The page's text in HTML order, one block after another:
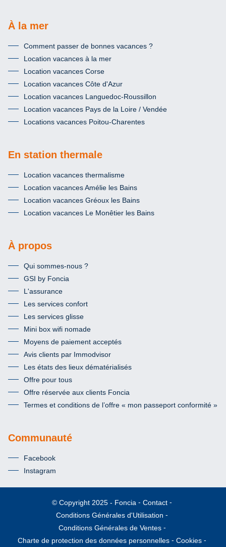
À la mer
Comment passer de bonnes vacances ?
Location vacances à la mer
Location vacances Corse
Location vacances Côte d'Azur
Location vacances Languedoc-Roussillon
Location vacances Pays de la Loire / Vendée
Locations vacances Poitou-Charentes
En station thermale
Location vacances thermalisme
Location vacances Amélie les Bains
Location vacances Gréoux les Bains
Location vacances Le Monêtier les Bains
À propos
Qui sommes-nous ?
GSI by Foncia
L'assurance
Les services confort
Les services glisse
Mini box wifi nomade
Moyens de paiement acceptés
Avis clients par Immodvisor
Les états des lieux dématérialisés
Offre pour tous
Offre réservée aux clients Foncia
Termes et conditions de l’offre « mon passeport conformité »
Communauté
Facebook
Instagram
© Copyright 2025 Foncia
Contact
Conditions Générales d'Utilisation
Conditions Générales de Ventes
Charte de protection des données personnelles
Cookies